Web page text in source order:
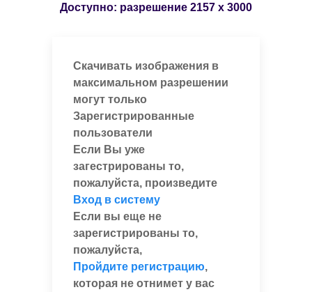
Доступно: разрешение 2157 x 3000
Скачивать изображения в
максимальном разрешении
могут только
Зарегистрированные
пользователи
Если Вы уже
загестрированы то,
пожалуйста, произведите
Вход в систему
Если вы еще не
зарегистрированы то,
пожалуйста,
Пройдите регистрацию,
которая не отнимет у вас